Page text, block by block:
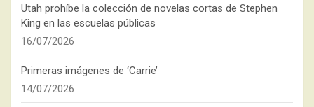
Utah prohíbe la colección de novelas cortas de Stephen
King en las escuelas públicas
16/07/2026
Primeras imágenes de ‘Carrie’
14/07/2026